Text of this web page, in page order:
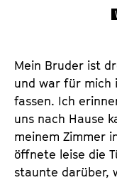
Mein Bruder ist
und war für mich
fassen. Ich
uns nach Hause
meinem Zimmer
öffnete leise die
staunte darüber,